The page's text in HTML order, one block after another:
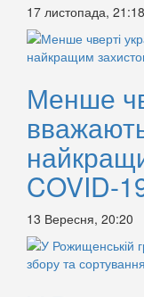
17 листопада, 21:18
Менше
COVID-
13 Вересня, 20:20